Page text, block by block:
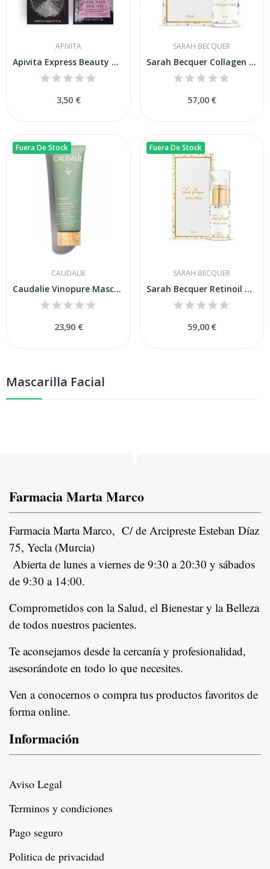
Mascarilla Facial
APIVITA
Apivita Express Beauty Mascarilla Facial...
3,50 €
SARAH BECQUER
Sarah Becquer Collagen Mask 15ml
57,00 €
Fuera De Stock
CAUDALIE
Caudalie Vinopure Mascarilla Purificante 75ml
23,90 €
Fuera De Stock
SARAH BECQUER
Sarah Becquer Retinoil Mask 15ml
59,00 €
Farmacia Marta Marco
Farmacia Marta Marco, C/ de Arcipreste Esteban Díaz
75, Yecla (Murcia)
Abierta de lunes a viernes de 9:30 a 20:30 y sábados
de 9:30 a 14:00.
Comprometidos con la Salud, el Bienestar y la Belleza
de todos nuestros pacientes.
Te aconsejamos desde la cercanía y profesionalidad,
asesorándote en todo lo que necesites.
Ven a conocernos o compra tus productos favoritos de
forma online.
Información
Aviso Legal
Terminos y condiciones
Pago seguro
Politica de privacidad